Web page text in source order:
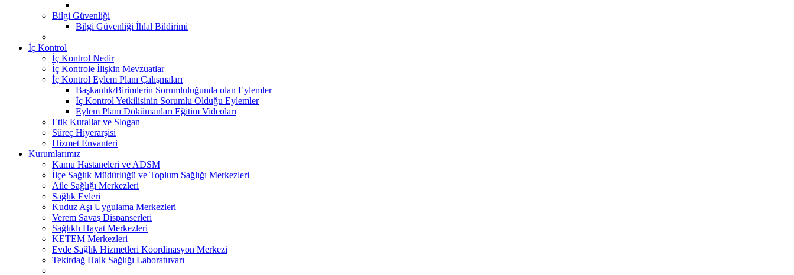
Bilgi Güvenliği
Bilgi Güvenliği İhlal Bildirimi
İç Kontrol
İç Kontrol Nedir
İç Kontrole İlişkin Mevzuatlar
İç Kontrol Eylem Planı Çalışmaları
Başkanlık/Birimlerin Sorumluluğunda olan Eylemler
İç Kontrol Yetkilisinin Sorumlu Olduğu Eylemler
Eylem Planı Dokümanları Eğitim Videoları
Etik Kurallar ve Slogan
Süreç Hiyerarşisi
Hizmet Envanteri
Kurumlarımız
Kamu Hastaneleri ve ADSM
İlçe Sağlık Müdürlüğü ve Toplum Sağlığı Merkezleri
Aile Sağlığı Merkezleri
Sağlık Evleri
Kuduz Aşı Uygulama Merkezleri
Verem Savaş Dispanserleri
Sağlıklı Hayat Merkezleri
KETEM Merkezleri
Evde Sağlık Hizmetleri Koordinasyon Merkezi
Tekirdağ Halk Sağlığı Laboratuvarı